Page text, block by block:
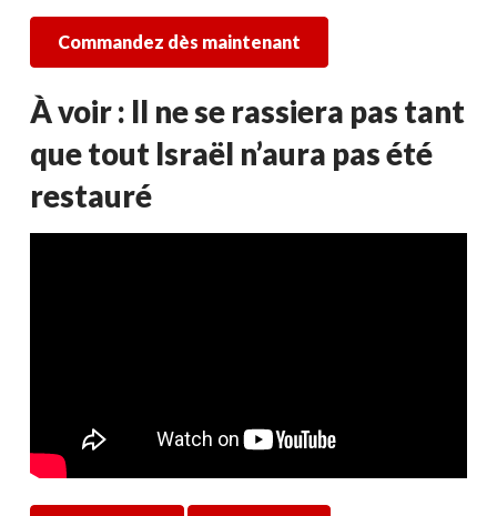
Commandez dès maintenant
À voir : Il ne se rassiera pas tant
que tout Israël n’aura pas été
restauré